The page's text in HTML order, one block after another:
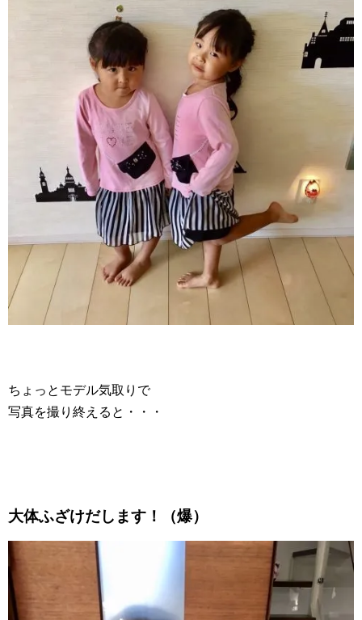
ちょっとモデル気取りで
写真を撮り終えると・・・
大体ふざけだします！（爆）